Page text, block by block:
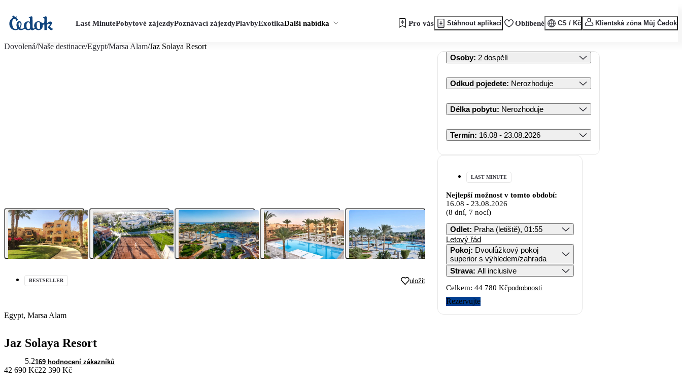
Last MinutePobytové zájezdyPoznávací zájezdyPlavbyExotikaDalší nabídka Pro vás Stáhnout aplikaci Oblíbené CS / Kč Klientská zóna Můj Čedok
Dovolená/Naše destinace/Egypt/Marsa Alam/Jaz Solaya Resort
BESTSELLER uložit
Egypt, Marsa Alam
Jaz Solaya Resort
5.2169 hodnocení zákazníků
42 690 Kč22 390 Kč
Osoby: 2 dospělí
Odkud pojedete: Nerozhoduje
Délka pobytu: Nerozhoduje
Termín: 16.08 - 23.08.2026
LAST MINUTE
Nejlepší možnost v tomto období:
16.08 - 23.08.2026
(8 dní, 7 nocí)
Odlet: Praha (letiště), 01:55
Letový řád
Pokoj: Dvoulůžkový pokoj
superior s výhledem/zahrada
Strava: All inclusive
Celkem: 44 780 Kčpodrobnosti
Rezervujte